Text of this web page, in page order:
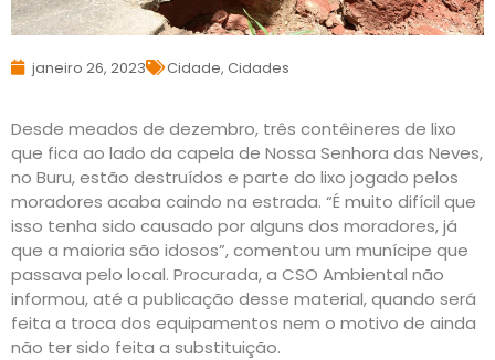
janeiro 26, 2023 Cidade, Cidades
Desde meados de dezembro, três contêineres de lixo
que fica ao lado da capela de Nossa Senhora das Neves,
no Buru, estão destruídos e parte do lixo jogado pelos
moradores acaba caindo na estrada. “É muito difícil que
isso tenha sido causado por alguns dos moradores, já
que a maioria são idosos”, comentou um munícipe que
passava pelo local. Procurada, a CSO Ambiental não
informou, até a publicação desse material, quando será
feita a troca dos equipamentos nem o motivo de ainda
não ter sido feita a substituição.